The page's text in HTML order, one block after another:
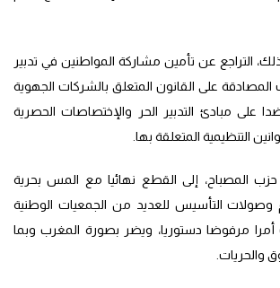
التراجع عن تأمين مشاركة المواطنين في تدبير
على القانون المتعلق بالشركات الجهوية
على مبادئ التدبير الحر والإختصاصات الحصرية
التنظيمية المتعلقة بها.
المصباح، إلى القطع نهائيا مع المس بحرية
وصولات التأسيس للعديد من الجمعيات الوطنية
أمرا مرفوضا دستوريا، ويضر بصورة المغرب وبما
والحريات.